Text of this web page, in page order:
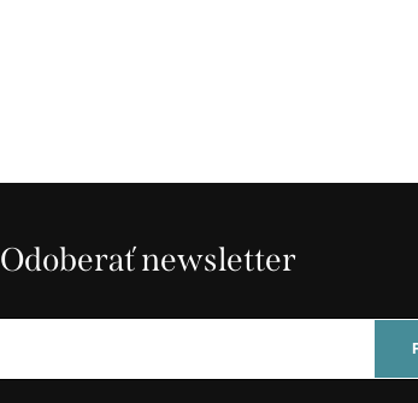
Odoberať newsletter